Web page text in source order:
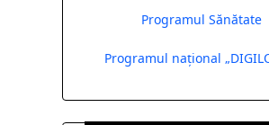
Programul Sănătate
Programul național